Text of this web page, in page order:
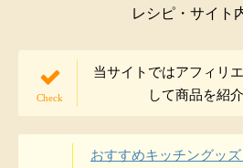
レシピ・サイト
当サイトではアフィリ
して商品を紹
おすすめキッチングッ